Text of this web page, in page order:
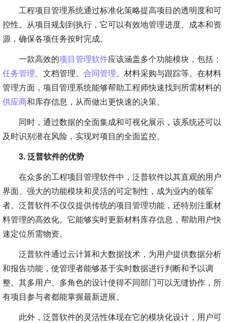
工程项目管理系统通过标准化策略提高项目的透明度和可
控性。从项目规划到执行，它可以有效地管理进度、成本和资
源，确保各项任务按时完成。
一款高效的项目管理软件应该涵盖多个功能模块，包括：
任务管理、文档管理、 合同管理、材料采购与跟踪等。在材料
管理方面，项目管理系统能够帮助工程师快速找到所需材料的
供应商和库存信息，从而做出更快速的决策。
同时，通过数据的全面集成和可视化展示，该系统还可以
及时识别潜在风险，实现对项目的全面监控。
3. 泛普软件的优势
在众多的工程项目管理软件中，泛普软件以其直观的用户
界面、强大的功能模块和灵活的可定制性，成为业内的领军
者。泛普软件不仅仅提供传统的项目管理功能，还特别注重材
料管理的高效化。它能够实时更新材料库存信息，帮助用户快
速定位所需物资。
泛普软件通过云计算和大数据技术，为用户提供数据分析
和报告功能，使管理者能够基于实时数据进行判断和予以调
整。其多用户、多角色的设计使得不同部门可以无缝协作，所
有项目参与者都能掌握最新进展。
此外，泛普软件的灵活性体现在它的模块化设计，用户可